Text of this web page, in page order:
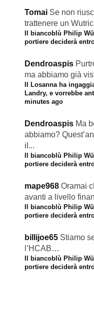
Tomai Se non
trattenere un
Il biancoblù Philip
portiere deciderà
Dendroaspis
ma abbiamo già
Il Losanna ha
Landry, e vorrebbe
minutes ago
Dendroaspis Ma
abbiamo?
il...
Il biancoblù Philip
portiere deciderà
mape968 Oramai
avanti a livello
Il biancoblù Philip
portiere deciderà
billijoe65 Stiamo
l’HCAB…
Il biancoblù Philip
portiere deciderà